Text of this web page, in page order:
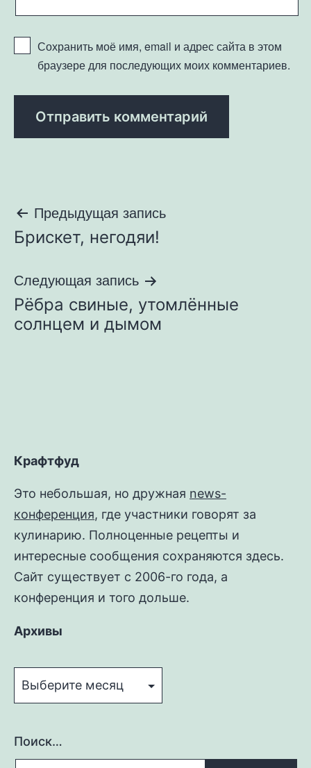
Сохранить моё имя, email и адрес сайта в этом
браузере для последующих моих комментариев.
Навигация
по
записям
Предыдущая запись
Брискет, негодяи!
Следующая запись
Рёбра свиные, утомлённые
солнцем и дымом
Крафтфуд
Это небольшая, но дружная news-
конференция, где участники говорят за
кулинарию. Полноценные рецепты и
интересные сообщения сохраняются здесь.
Сайт существует с 2006-го года, а
конференция и того дольше.
Архивы
Поиск…